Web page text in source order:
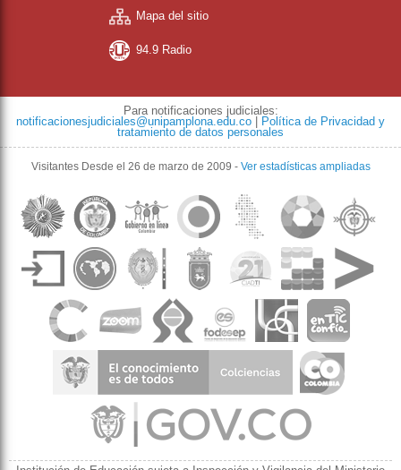
Mapa del sitio
94.9 Radio
Para notificaciones judiciales:
notificacionesjudiciales@unipamplona.edu.co
Política de Privacidad y
tratamiento de datos personales
Visitantes Desde el 26 de marzo de 2009 - Ver estadísticas ampliadas